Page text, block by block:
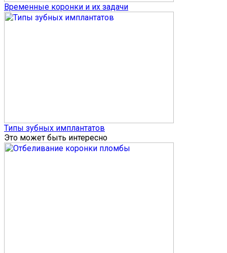
Временные коронки и их задачи
Типы зубных имплантатов
Это может быть интересно